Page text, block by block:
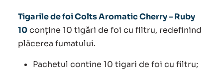
Tigarile de foi Colts Aromatic Cherry – Ruby
10conține 10 tigări de foi cu filtru, redefinind
plăcerea fumatului.
Pachetul contine 10 tigari de foi cu filtru;